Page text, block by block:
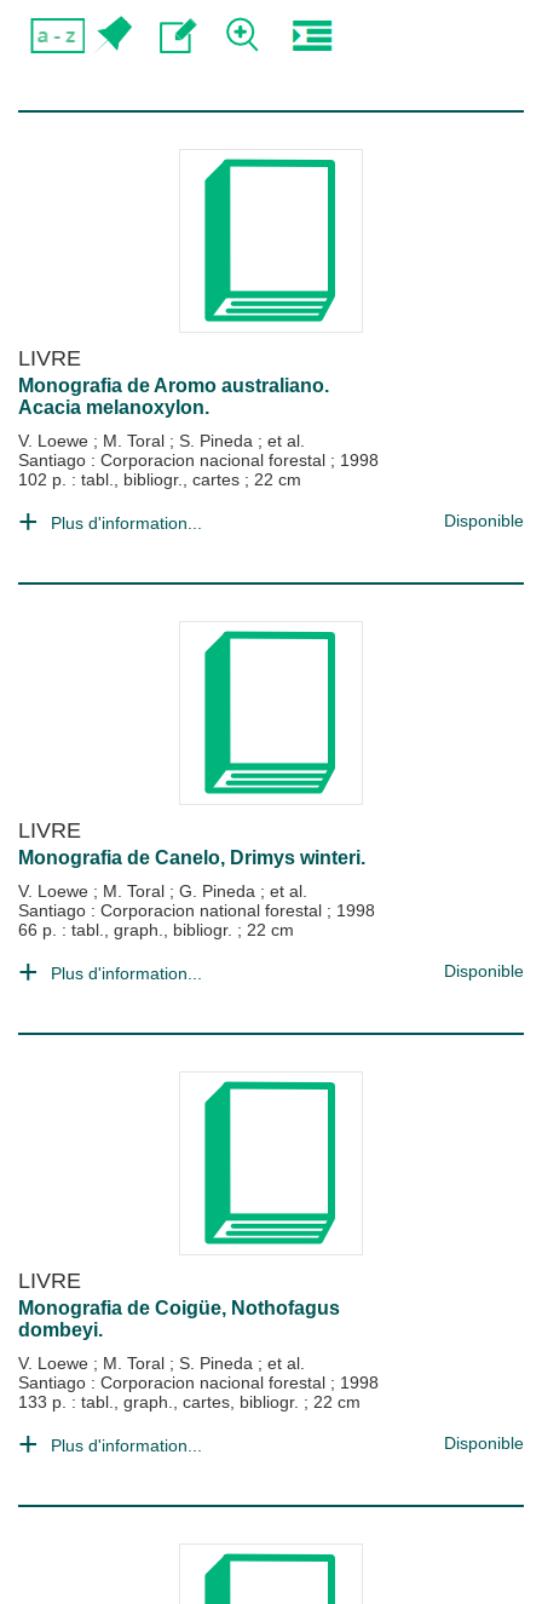
LIVRE
Monografia de Aromo australiano.
Acacia melanoxylon.
V. Loewe ; M. Toral ; S. Pineda ; et al.
Santiago : Corporacion nacional forestal ; 1998
102 p. : tabl., bibliogr., cartes ; 22 cm
Plus d'information... Disponible
LIVRE
Monografia de Canelo, Drimys winteri.
V. Loewe ; M. Toral ; G. Pineda ; et al.
Santiago : Corporacion national forestal ; 1998
66 p. : tabl., graph., bibliogr. ; 22 cm
Plus d'information... Disponible
LIVRE
Monografia de Coigüe, Nothofagus
dombeyi.
V. Loewe ; M. Toral ; S. Pineda ; et al.
Santiago : Corporacion nacional forestal ; 1998
133 p. : tabl., graph., cartes, bibliogr. ; 22 cm
Plus d'information... Disponible